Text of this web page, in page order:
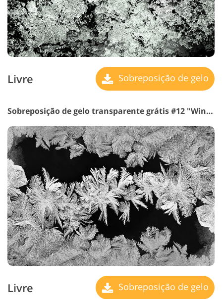
Livre Sobreposição de gelo
Sobreposição de gelo transparente grátis #12 "Winter Spirit"
Livre Sobreposição de gelo